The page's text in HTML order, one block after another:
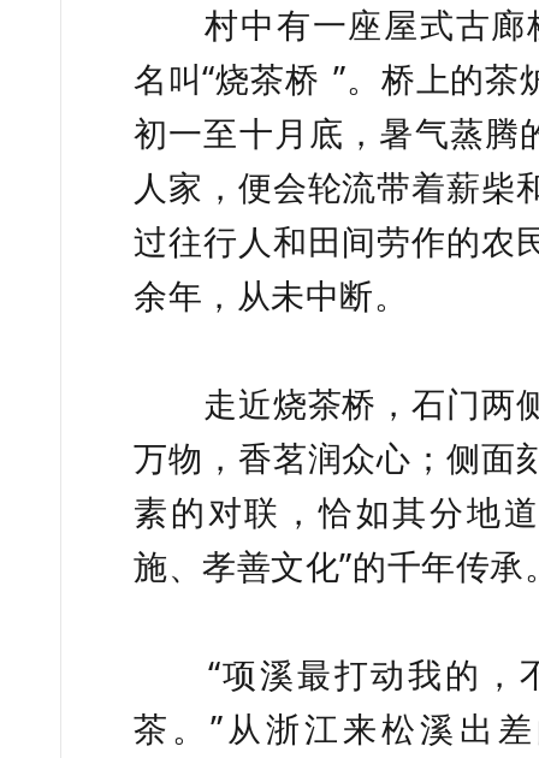
村中有一座屋式古廊
名叫“烧茶桥 ”。桥上的
初一至十月底，暑气蒸腾
人家，便会轮流带着薪柴
过往行人和田间劳作的农
余年，从未中断。
走近烧茶桥，石门两
万物，香茗润众心；侧面
素的对联，恰如其分地
施、孝善文化”的千年传承
“项溪最打动我的，
茶。”从浙江来松溪出